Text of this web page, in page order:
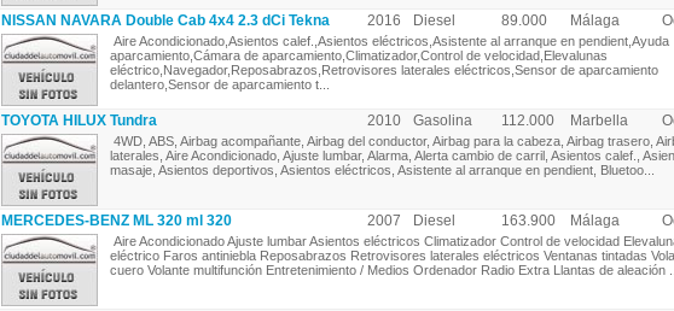
NISSAN NAVARA Double Cab 4x4 2.3 dCi Tekna 2016 Diesel 89.000 Málaga
Aire Acondicionado,Asientos calef.,Asientos eléctricos,Asistente al arranque en pendient,Ayuda
aparcamiento,Cámara de aparcamiento,Climatizador,Control de velocidad,Elevalunas
eléctrico,Navegador,Reposabrazos,Retrovisores laterales eléctricos,Sensor de aparcamiento
delantero,Sensor de aparcamiento t...
TOYOTA HILUX Tundra 2010 Gasolina 112.000 Marbella
4WD, ABS, Airbag acompañante, Airbag del conductor, Airbag para la cabeza, Airbag trasero,
laterales, Aire Acondicionado, Ajuste lumbar, Alarma, Alerta cambio de carril, Asientos calef.,
masaje, Asientos deportivos, Asientos eléctricos, Asistente al arranque en pendient, Bluetoo...
MERCEDES-BENZ ML 320 ml 320 2007 Diesel 163.900 Málaga
Aire Acondicionado Ajuste lumbar Asientos eléctricos Climatizador Control de velocidad
eléctrico Faros antiniebla Reposabrazos Retrovisores laterales eléctricos Ventanas tintadas
cuero Volante multifunción Entretenimiento / Medios Ordenador Radio Extra Llantas de aleación ...